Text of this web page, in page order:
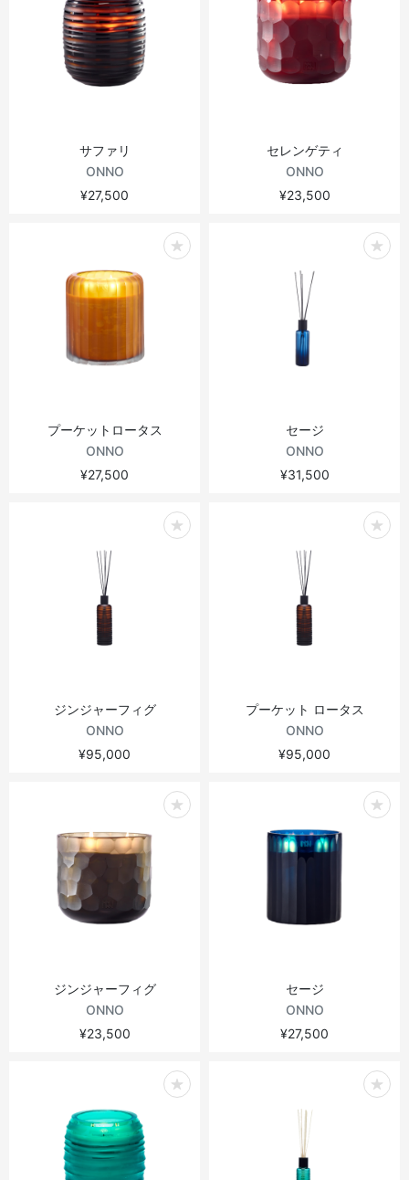
サファリ
ONNO
¥27,500
セレンゲティ
ONNO
¥23,500
プーケットロータス
ONNO
¥27,500
セージ
ONNO
¥31,500
ジンジャーフィグ
ONNO
¥95,000
プーケット ロータス
ONNO
¥95,000
ジンジャーフィグ
ONNO
¥23,500
セージ
ONNO
¥27,500